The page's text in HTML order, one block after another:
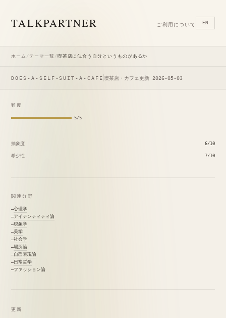
TALKPARTNER ご利用について EN
ホーム /テーマ一覧/喫茶店に似合う自分というものがあるか
DOES-A-SELF-SUIT-A-CAFE 喫茶店・カフェ更新 2026-05-03
難度
5/5
抽象度 6/10
希少性 7/10
関連分野
心理学
アイデンティティ論
現象学
美学
社会学
場所論
自己表現論
日常哲学
ファッション論
更新